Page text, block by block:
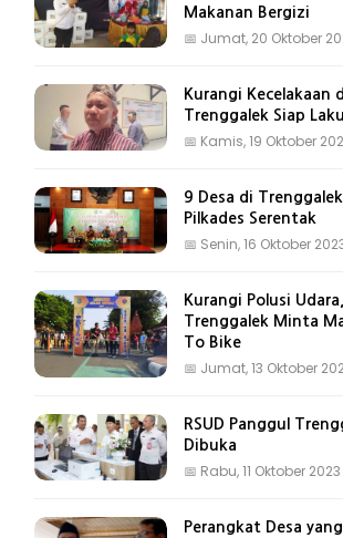
Makanan Bergizi
📅 Jumat, 20 Oktober
Kurangi Kecelakaan
Trenggalek Siap
📅 Kamis, 19 Oktober
9 Desa di
Pilkades Serentak
📅 Senin, 16 Oktober
Kurangi Polusi
Trenggalek Minta
To Bike
📅 Jumat, 13 Oktober
RSUD Panggul
Dibuka
📅 Rabu, 11 Oktober
Perangkat Desa